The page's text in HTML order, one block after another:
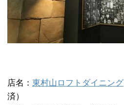
店名： 東村山ロフトダイニング
済）